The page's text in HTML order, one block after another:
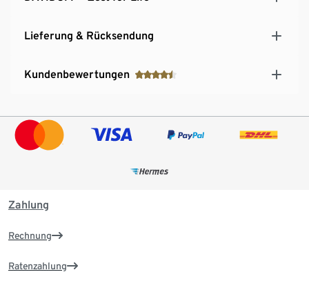
Lieferung & Rücksendung
Kundenbewertungen
Zahlung
Rechnung
Ratenzahlung